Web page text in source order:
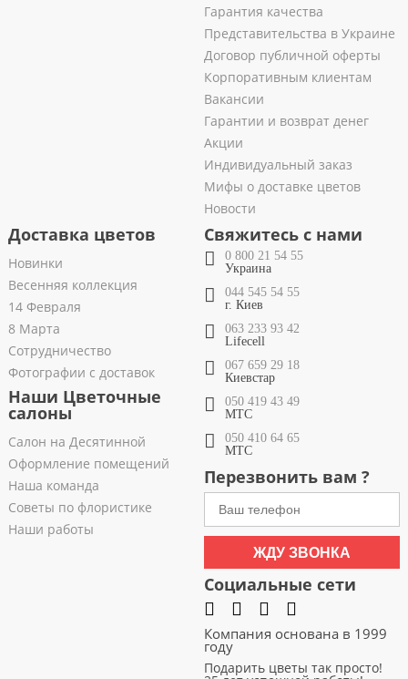
Гарантия качества
Представительства в Украине
Договор публичной оферты
Корпоративным клиентам
Вакансии
Гарантии и возврат денег
Акции
Индивидуальный заказ
Мифы о доставке цветов
Новости
Доставка цветов
Новинки
Весенняя коллекция
14 Февраля
8 Марта
Сотрудничество
Фотографии с доставок
Наши Цветочные
салоны
Салон на Десятинной
Оформление помещений
Наша команда
Советы по флористике
Наши работы
Свяжитесь с нами
0 800 21 54 55
Украина
044 545 54 55
г. Киев
063 233 93 42
Lifecell
067 659 29 18
Киевстар
050 419 43 49
МТС
050 410 64 65
МТС
Перезвонить вам ?
ЖДУ ЗВОНКА
Социальные сети
Компания основана в 1999
году
Подарить цветы так просто!